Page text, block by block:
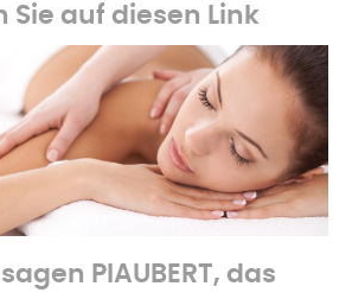
Sie auf diesen Link
PIAUBERT, das